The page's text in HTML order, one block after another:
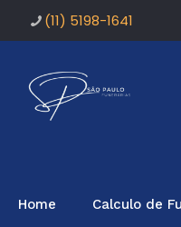
(11) 5198-1641
Home Calculo de